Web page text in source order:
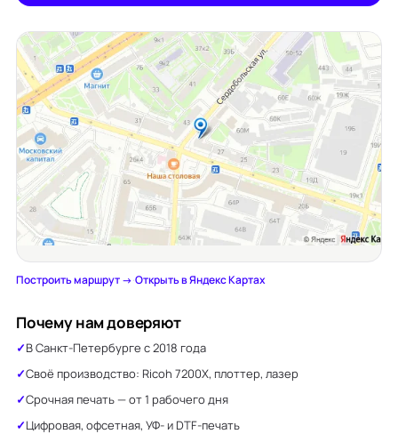
Построить маршрут →·Открыть в Яндекс Картах
Почему нам доверяют
В Санкт-Петербурге с 2018 года
Своё производство: Ricoh 7200X, плоттер, лазер
Срочная печать — от 1 рабочего дня
Цифровая, офсетная, УФ- и DTF-печать